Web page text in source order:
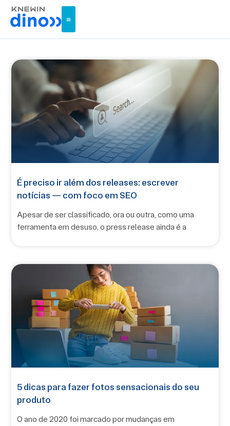
É preciso ir além dos releases: escrever
notícias — com foco em SEO
Apesar de ser classificado, ora ou outra, como uma
ferramenta em desuso, o press release ainda é a
5 dicas para fazer fotos sensacionais do seu
produto
O ano de 2020 foi marcado por mudanças em